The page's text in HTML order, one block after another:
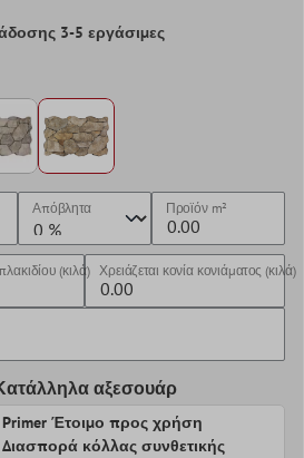
3-5 εργάσιμες
Απόβλητα Προϊόνm²
(κιλά) Χρειάζεται κονία κονιάματος (κιλά)
αξεσουάρ
Primer Έτοιμο προς χρήση
Διασπορά κόλλας συνθετικής